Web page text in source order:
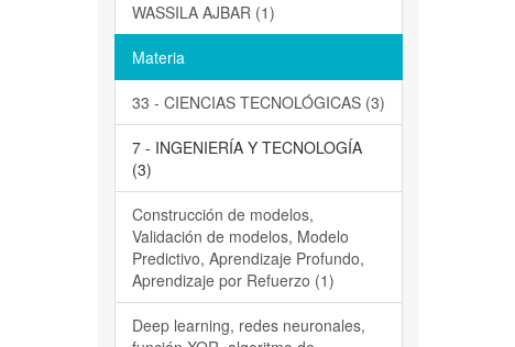
WASSILA AJBAR (1)
Materia
33 - CIENCIAS TECNOLÓGICAS (3)
7 - INGENIERÍA Y TECNOLOGÍA
(3)
Construcción de modelos,
Validación de modelos, Modelo
Predictivo, Aprendizaje Profundo,
Aprendizaje por Refuerzo (1)
Deep learning, redes neuronales,